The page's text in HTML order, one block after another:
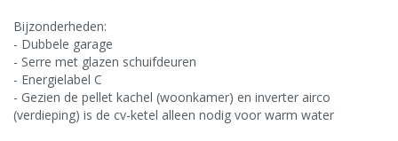
Bijzonderheden:
- Dubbele garage
- Serre met glazen schuifdeuren
- Energielabel C
- Gezien de pellet kachel (woonkamer) en inverter airco
(verdieping) is de cv-ketel alleen nodig voor warm water